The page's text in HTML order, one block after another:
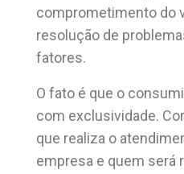
comprometimento do
resolução de
fatores.
O fato é que o
com exclusividade.
que realiza o
empresa e quem será